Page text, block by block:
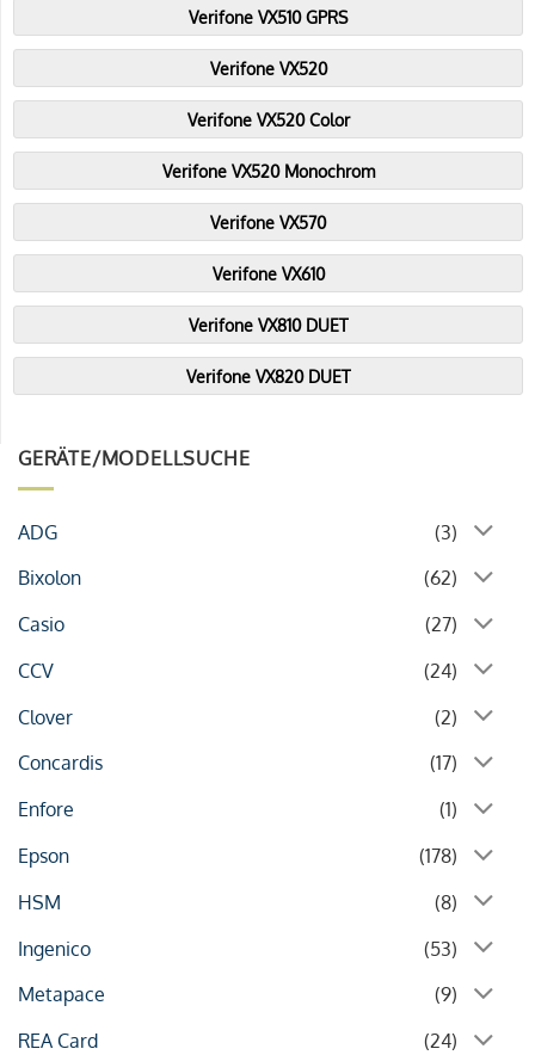
GERÄTE/MODELLSUCHE
ADG
(3)
Bixolon
(62)
Casio
(27)
CCV
(24)
Clover
(2)
Concardis
(17)
Enfore
(1)
Epson
(178)
HSM
(8)
Ingenico
(53)
Metapace
(9)
REA Card
(24)
Verifone VX510 GPRS
Verifone VX520
Verifone VX520 Color
Verifone VX520 Monochrom
Verifone VX570
Verifone VX610
Verifone VX810 DUET
Verifone VX820 DUET